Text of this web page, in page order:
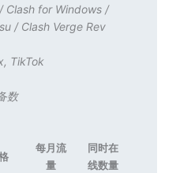
Clash for Windows/
/ Clash Verge Rev
, TikTok
数
每月流
量
同时在
线数量